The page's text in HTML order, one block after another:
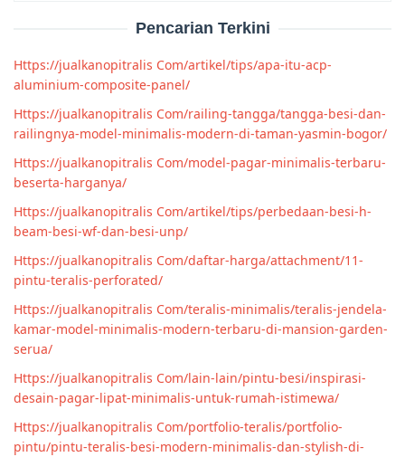
Pencarian Terkini
Https://jualkanopitralis Com/artikel/tips/apa-itu-acp-
aluminium-composite-panel/
Https://jualkanopitralis Com/railing-tangga/tangga-besi-dan-
railingnya-model-minimalis-modern-di-taman-yasmin-bogor/
Https://jualkanopitralis Com/model-pagar-minimalis-terbaru-
beserta-harganya/
Https://jualkanopitralis Com/artikel/tips/perbedaan-besi-h-
beam-besi-wf-dan-besi-unp/
Https://jualkanopitralis Com/daftar-harga/attachment/11-
pintu-teralis-perforated/
Https://jualkanopitralis Com/teralis-minimalis/teralis-jendela-
kamar-model-minimalis-modern-terbaru-di-mansion-garden-
serua/
Https://jualkanopitralis Com/lain-lain/pintu-besi/inspirasi-
desain-pagar-lipat-minimalis-untuk-rumah-istimewa/
Https://jualkanopitralis Com/portfolio-teralis/portfolio-
pintu/pintu-teralis-besi-modern-minimalis-dan-stylish-di-